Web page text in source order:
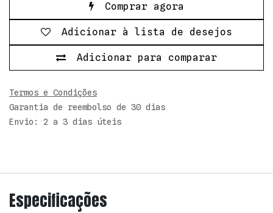
Comprar agora
Adicionar para comparar
Adicionar à lista de desejos
Termos e Condições
Garantia de reembolso de 30 dias
Envio: 2 a 3 dias úteis
Especificações